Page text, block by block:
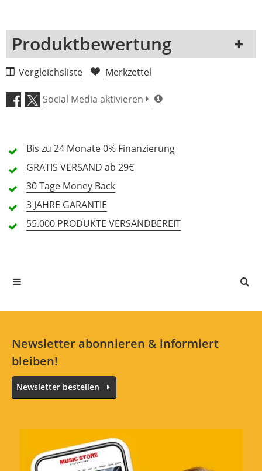
Produktbewertung
1 Rezension
5 Sterne
4 Sterne
2 Sterne
1 Sterne
Alle Sprachen
Vergleichsliste Merkzettel
Social Media aktivieren
Bis zu 24 Monate0% Finanzierung
GRATIS VERSAND ab 29€
30 Tage Money Back
3 JAHRE GARANTIE
55.000 PRODUKTE VERSANDBEREIT
Newsletter abonnieren & informiert
bleiben!
Newsletter bestellen